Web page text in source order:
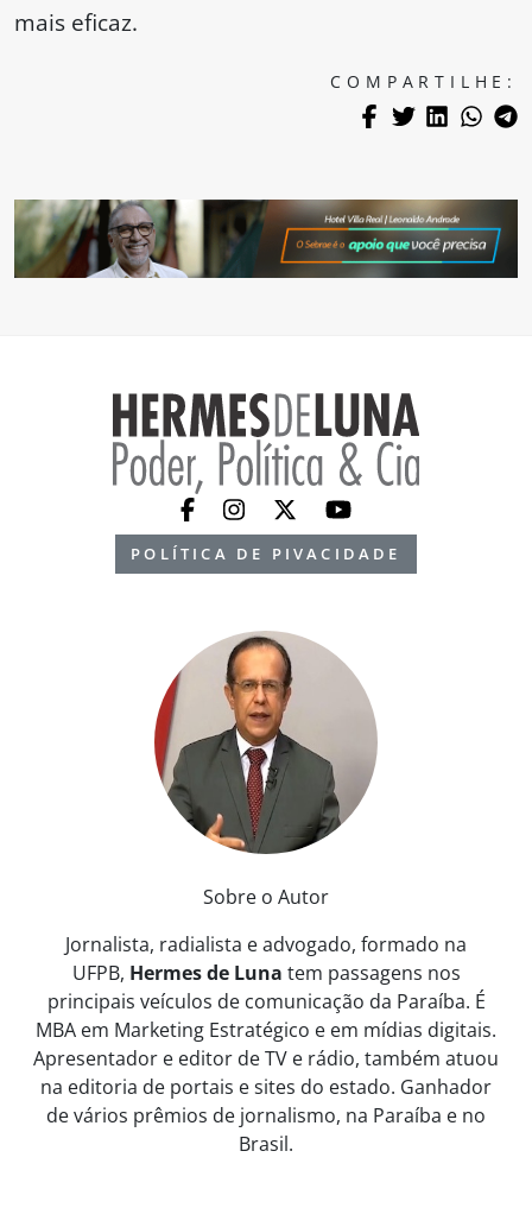
mais eficaz.
COMPARTILHE:
POLÍTICA DE PIVACIDADE
Sobre o Autor
Jornalista, radialista e advogado, formado na
UFPB, Hermes de Luna tem passagens nos
principais veículos de comunicação da Paraíba. É
MBA em Marketing Estratégico e em mídias digitais.
Apresentador e editor de TV e rádio, também atuou
na editoria de portais e sites do estado. Ganhador
de vários prêmios de jornalismo, na Paraíba e no
Brasil.